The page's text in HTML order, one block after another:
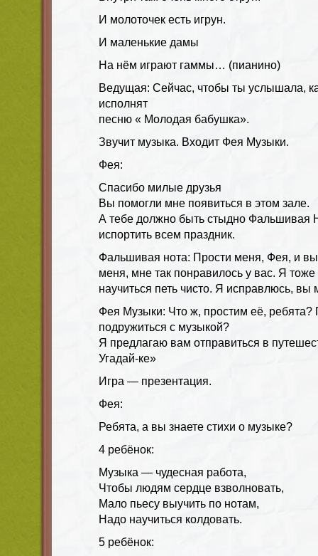
И молоточек есть игрун.
И маленькие дамы
На нём играют гаммы… (пианино)
Ведущая: Сейчас, чтобы ты услышала,
исполнят
песню « Молодая бабушка».
Звучит музыка. Входит Фея Музыки.
Фея:
Спасибо милые друзья
Вы помогли мне появиться в этом зале.
А тебе должно быть стыдно Фальшивая
испортить всем праздник.
Фальшивая нота: Прости меня, Фея, и
меня, мне так понравилось у вас. Я тоже
научиться петь чисто. Я исправлюсь, вы
Фея Музыки: Что ж, простим её,
подружиться с музыкой?
Я предлагаю вам отправиться в
Угадай-ке»
Игра — презентация.
Фея:
Ребята, а вы знаете стихи о музыке?
4 ребёнок:
Музыка — чудесная работа,
Чтобы людям сердце взволновать,
Мало пьесу выучить по нотам,
Надо научиться колдовать.
5 ребёнок: